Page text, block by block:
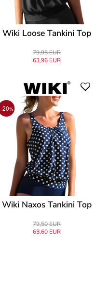
Wiki Loose Tankini Top
79,95 EUR
63,96 EUR
-20%
Wiki Naxos Tankini Top
79,50 EUR
63,60 EUR